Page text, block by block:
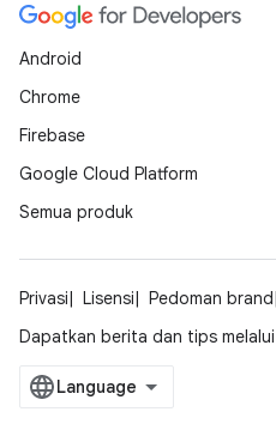
Android
Chrome
Firebase
Google Cloud Platform
Semua produk
Privasi Lisensi Pedoman brand
Dapatkan berita dan tips melalui